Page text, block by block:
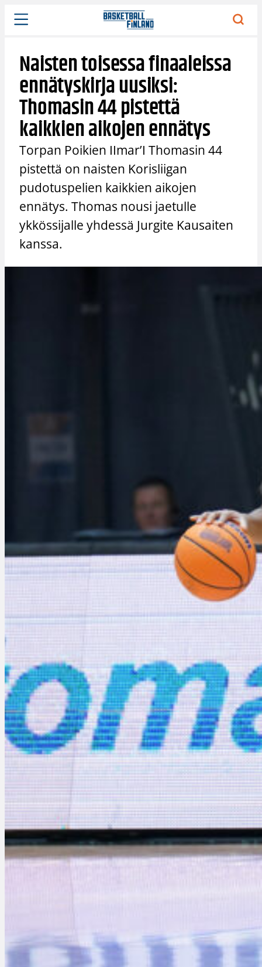
Siirry
sisältöön
Naisten toisessa finaaleissa
ennätyskirja uusiksi:
Thomasin 44 pistettä
kaikkien aikojen ennätys
Torpan Poikien IImar’I Thomasin 44
pistettä on naisten Korisliigan
pudotuspelien kaikkien aikojen
ennätys. Thomas nousi jaetulle
ykkössijalle yhdessä Jurgite Kausaiten
kanssa.